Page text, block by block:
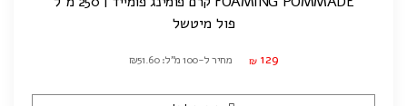
פול מיטשל
₪ 129 מחיר ל-100 מ"ל: ₪51.60